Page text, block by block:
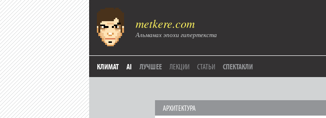
metkere.com
Альманах эпохи гипертекста
КЛИМАТ AI ЛУЧШЕЕ ЛЕКЦИИ СТАТЬИ СПЕКТАКЛИ
АРХИТЕКТУРА